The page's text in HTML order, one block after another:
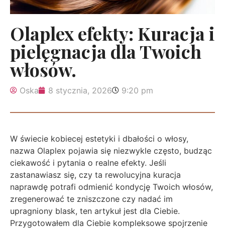
Olaplex efekty: Kuracja i
pielęgnacja dla Twoich
włosów.
Oska 8 stycznia, 2026 9:20 pm
W świecie kobiecej estetyki i dbałości o włosy,
nazwa Olaplex pojawia się niezwykle często, budząc
ciekawość i pytania o realne efekty. Jeśli
zastanawiasz się, czy ta rewolucyjna kuracja
naprawdę potrafi odmienić kondycję Twoich włosów,
zregenerować te zniszczone czy nadać im
upragniony blask, ten artykuł jest dla Ciebie.
Przygotowałem dla Ciebie kompleksowe spojrzenie